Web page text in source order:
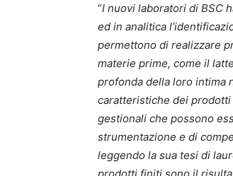
“I nuovi laboratori di BSC
ed in analitica
permettono di realizzare
materie prime, come il
profonda della loro intima
caratteristiche dei
gestionali che possono
strumentazione e di
leggendo la sua tesi di
prodotti finiti sono il